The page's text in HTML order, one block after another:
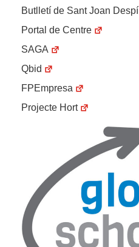
Butlletí de Sant Joan Despí
Portal de Centre
SAGA
Qbid
FPEmpresa
Projecte Hort